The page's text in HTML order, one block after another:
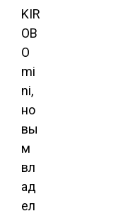
KIR
OB
O
mi
ni,
но
вы
м
вл
ад
ел